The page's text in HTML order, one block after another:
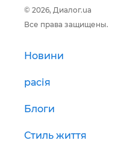
© 2026, Диалог.ua
Все права защищены.
Новини
расія
Блоги
Стиль життя